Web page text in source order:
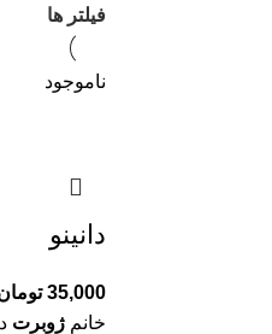
فیلتر ها
ناموجود
دانينو
35,000
خانم ژوبرت